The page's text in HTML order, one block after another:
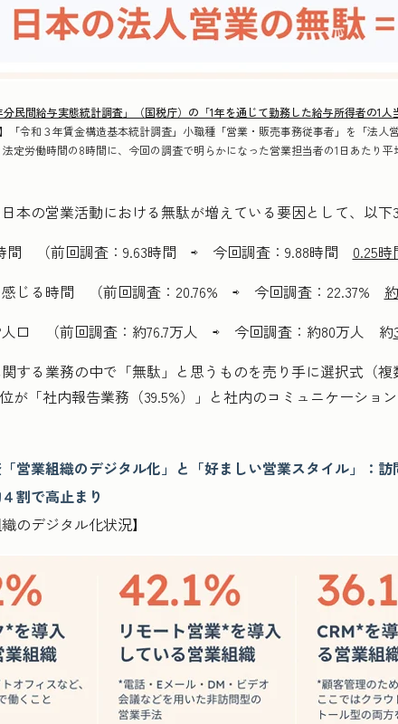
分民間給与実態統計調査」（国税庁）の「1年を通じて勤務した給与所得者の1人
「令和３年賃金構造基本統計調査」小職種「営業・販売事務従事者」を「法人
定労働時間の8時間に、今回の調査で明らかになった営業担当者の1日あたり平
本の営業活動における無駄が増えている要因として、以下
間 （前回調査：9.63時間 ⇨ 今回調査：9.88時間 0.25
感じる時間 （前回調査：20.76% ⇨ 今回調査：22.37%
人口 （前回調査：約76.7万人 ⇨ 今回調査：約80万人 約
する業務の中で「無駄」と思うものを売り手に選択式（
位が「社内報告業務（39.5%）」と社内のコミュニケーショ
営業組織のデジタル化」と「好ましい営業スタイル」： 訪
割で高止まり
のデジタル化状況】